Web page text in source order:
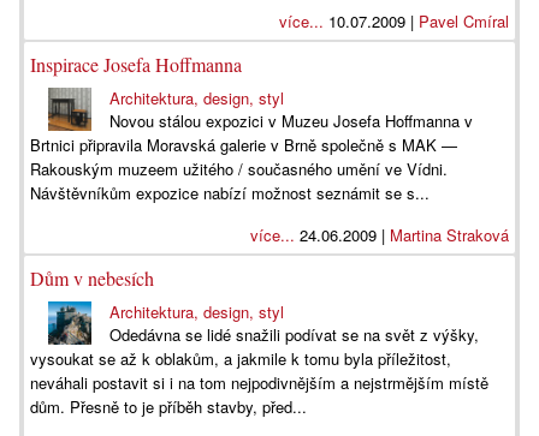
více... 10.07.2009 | Pavel Cmíral
Inspirace Josefa Hoffmanna
Architektura, design, styl
Novou stálou expozici v Muzeu Josefa Hoffmanna v
Brtnici připravila Moravská galerie v Brně společně s MAK —
Rakouským muzeem užitého / současného umění ve Vídni.
Návštěvníkům expozice nabízí možnost seznámit se s...
více... 24.06.2009 | Martina Straková
Dům v nebesích
Architektura, design, styl
Odedávna se lidé snažili podívat se na svět z výšky,
vysoukat se až k oblakům, a jakmile k tomu byla příležitost,
neváhali postavit si i na tom nejpodivnějším a nejstrmějším místě
dům. Přesně to je příběh stavby, před...